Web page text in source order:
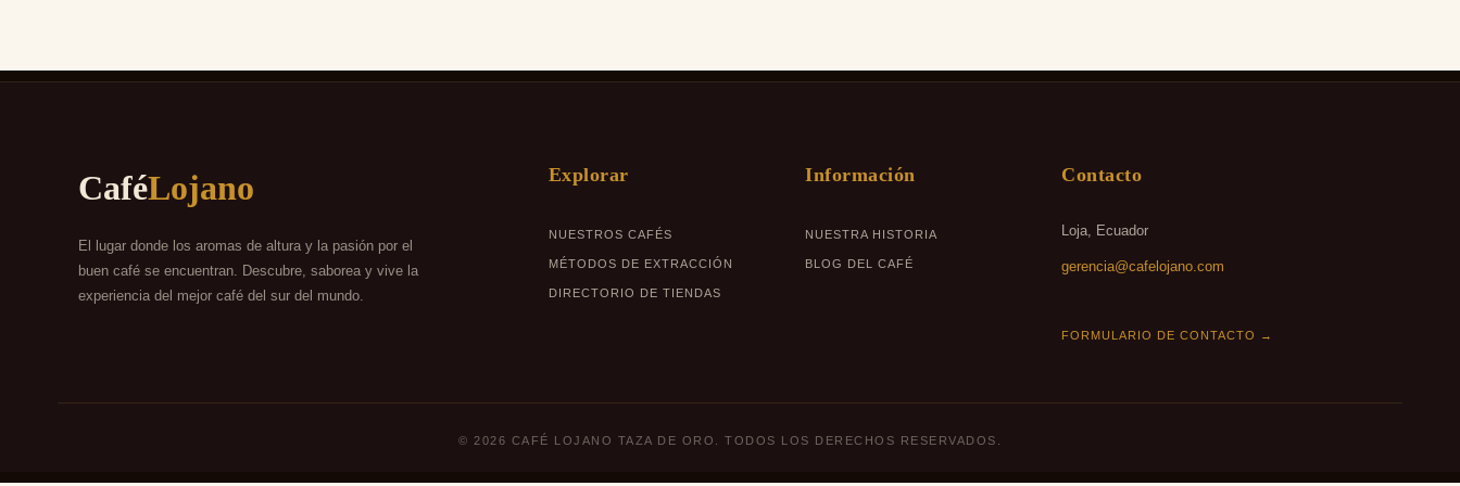
CaféLojano
El lugar donde los aromas de altura y la pasión por el
buen café se encuentran. Descubre, saborea y vive la
experiencia del mejor café del sur del mundo.
Explorar
NUESTROS CAFÉS
MÉTODOS DE EXTRACCIÓN
DIRECTORIO DE TIENDAS
Información
NUESTRA HISTORIA
BLOG DEL CAFÉ
Contacto
Loja, Ecuador
gerencia@cafelojano.com
FORMULARIO DE CONTACTO →
© 2026 CAFÉ LOJANO TAZA DE ORO. TODOS LOS DERECHOS RESERVADOS.